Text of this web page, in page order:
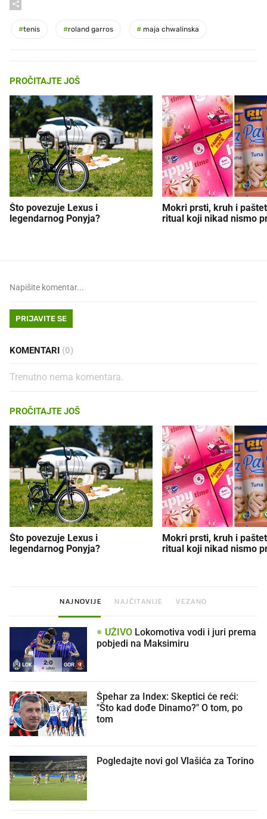
#tenis #roland garros # maja chwalinska
PROČITAJTE JOŠ
Što povezuje Lexus i
legendarnog Ponyja?
Mokri prsti, kruh i
ritual koji nikad nismo
PRIJAVITE SE
KOMENTARI (0)
Trenutno nema komentara.
PROČITAJTE JOŠ
Što povezuje Lexus i
legendarnog Ponyja?
Mokri prsti, kruh i
ritual koji nikad nismo
NAJNOVIJE NAJČITANIJE VEZANO
LOK 2:0
UŽIVO
GOR
UŽIVO
pobjedi na Maksimiru
Špehar za Index: Skeptici će reći:
"Što kad dođe Dinamo?" O tom, po
tom
Pogledajte novi gol Vlašića za Torino